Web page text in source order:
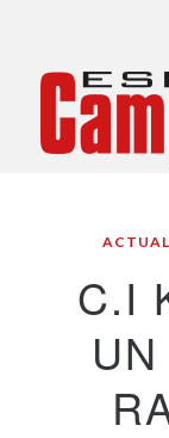
C.I